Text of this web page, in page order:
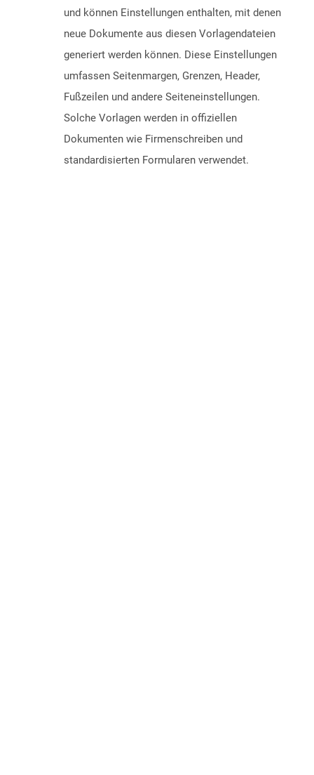
und können Einstellungen enthalten, mit denen
neue Dokumente aus diesen Vorlagendateien
generiert werden können. Diese Einstellungen
umfassen Seitenmargen, Grenzen, Header,
Fußzeilen und andere Seiteneinstellungen.
Solche Vorlagen werden in offiziellen
Dokumenten wie Firmenschreiben und
standardisierten Formularen verwendet.